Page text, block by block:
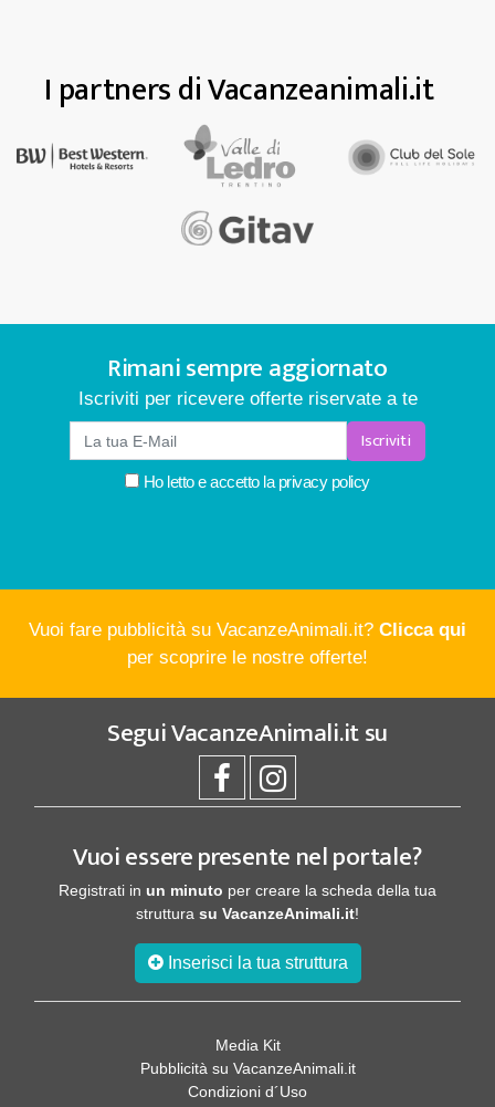
I partners di Vacanzeanimali.it
Rimani sempre aggiornato
Iscriviti per ricevere offerte riservate a te
Iscriviti
Ho letto e accetto laprivacy policy
Vuoi fare pubblicità su VacanzeAnimali.it? Clicca qui
per scoprire le nostre offerte!
SeguiVacanzeAnimali.itsu
Vuoi essere presente nel portale?
Registrati in un minuto per creare la scheda della tua
struttura su VacanzeAnimali.it!
Inserisci la tua struttura
Media Kit
Pubblicità su VacanzeAnimali.it
Condizioni d´Uso